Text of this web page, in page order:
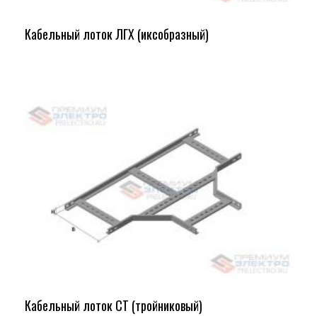
Кабельный лоток ЛГХ (иксобразный)
Кабельный лоток СТ (тройниковый)